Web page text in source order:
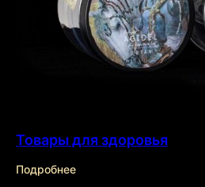
Товары для здоровья
Подробнее